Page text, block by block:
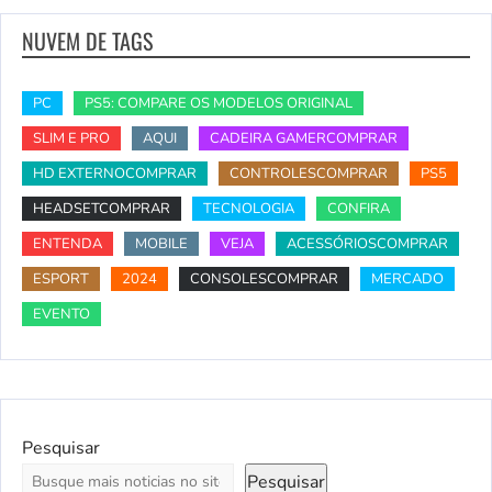
NUVEM DE TAGS
PC
PS5: COMPARE OS MODELOS ORIGINAL
SLIM E PRO
AQUI
CADEIRA GAMERCOMPRAR
HD EXTERNOCOMPRAR
CONTROLESCOMPRAR
PS5
HEADSETCOMPRAR
TECNOLOGIA
CONFIRA
ENTENDA
MOBILE VEJA
ACESSÓRIOSCOMPRAR
ESPORT
2024 CONSOLESCOMPRAR
MERCADO
EVENTO
Pesquisar
Pesquisar